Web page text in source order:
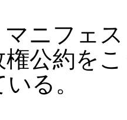
ストを
公約を
る。